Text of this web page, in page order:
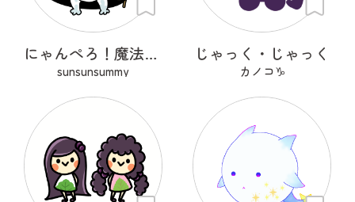
にゃんぺろ！魔法使いっ
sunsunsummy
じゃっく・じゃっく
カノコ♑